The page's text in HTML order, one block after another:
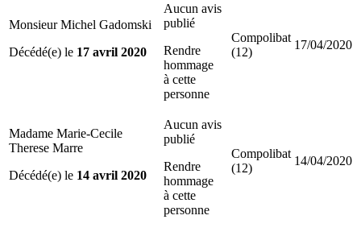
Monsieur Michel Gadomski
Décédé(e) le 17 avril 2020
Aucun avis
publié
Rendre
hommage
à cette
personne
Compolibat
(12)
17/04/2020
Madame Marie-Cecile
Therese Marre
Décédé(e) le 14 avril 2020
Aucun avis
publié
Rendre
hommage
à cette
personne
Compolibat
(12)
14/04/2020